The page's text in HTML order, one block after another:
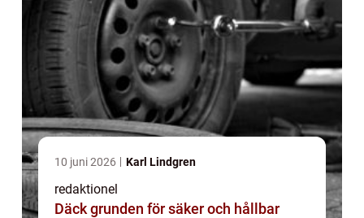
10 juni 2026 Karl Lindgren
redaktionel
Däck grunden för säker och hållbar